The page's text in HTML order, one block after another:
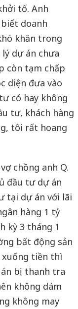
tố. Anh
biết doanh
khăn trong
dự án chưa
còn tạm chấp
diện đưa vào
có hay không
tư, khách hàng
tôi rất hoang
chồng anh Q.
đầu tư dự án
tại dự án với lãi
hàng 1 tỷ
kỳ 3 tháng 1
bất động sản
xuống tiền thì
bị thanh tra
không dám
không may